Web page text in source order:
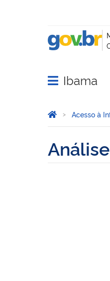
Abrir menu
Ibama
Você está aqui:
Página Inicial
Acesso à